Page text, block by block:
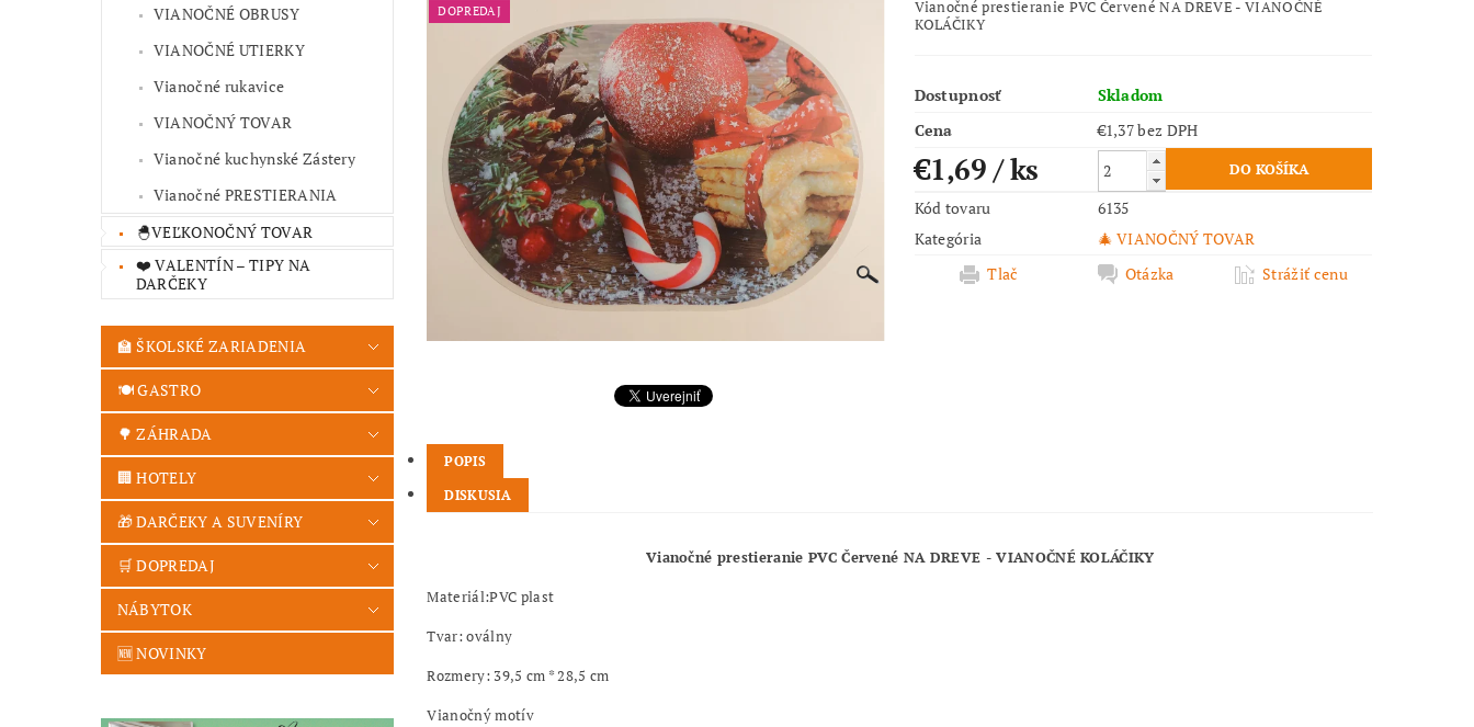
VIANOČNÉ OBRUSY
VIANOČNÉ UTIERKY
Vianočné rukavice
VIANOČNÝ TOVAR
Vianočné kuchynské Zástery
Vianočné PRESTIERANIA
🐣VEĽKONOČNÝ TOVAR
❤️ VALENTÍN – TIPY NA
DARČEKY
🏫 ŠKOLSKÉ ZARIADENIA
🍽️ GASTRO
🌳 ZÁHRADA
🏢 HOTELY
🎁 DARČEKY A SUVENÍRY
🛒 DOPREDAJ
NÁBYTOK
🆕 NOVINKY
DOPREDAJ
Vianočné prestieranie PVC Červené NA DREVE - VIANOČNÉ
KOLÁČIKY
Dostupnosť
Skladom
Cena
€1,37 bez DPH
€1,69 / ks
Kód tovaru
6135
Kategória
🎄 VIANOČNÝ TOVAR
Tlač
Otázka Strážiť cenu
POPIS
DISKUSIA
Vianočné prestieranie PVC Červené NA DREVE - VIANOČNÉ KOLÁČIKY
Materiál:PVC plast
Tvar: oválny
Rozmery: 39,5 cm * 28,5 cm
Vianočný motív